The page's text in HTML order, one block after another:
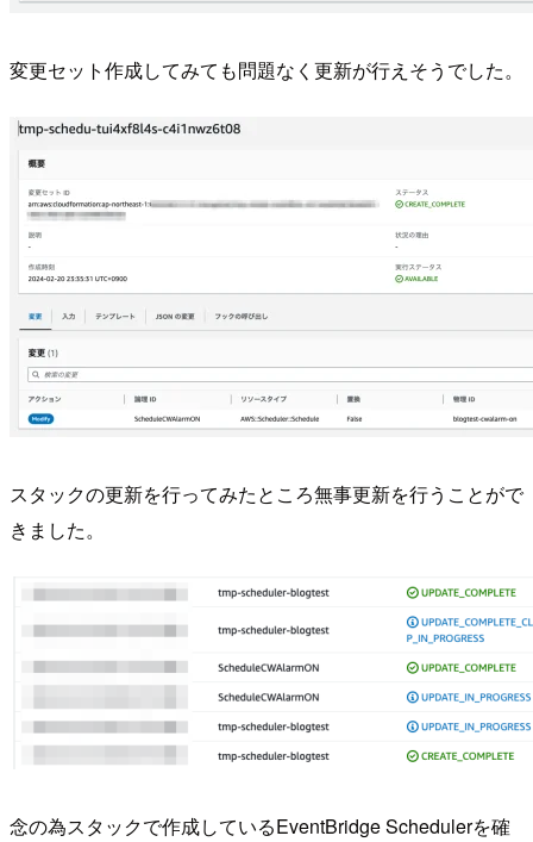
変更セット作成してみても問題なく更新が行えそうでした。
スタックの更新を行ってみたところ無事更新を行うことがで
きました。
念の為スタックで作成しているEventBridge Schedulerを確